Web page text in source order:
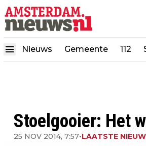
Nieuws Gemeente 112
Stoelgooier: Het
25 NOV 2014, 7:57•LAATSTE